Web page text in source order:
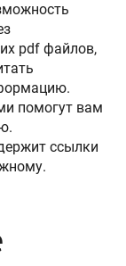
pdf файлов,
помогут вам
ссылки